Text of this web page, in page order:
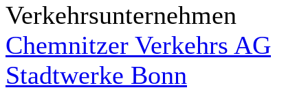
Verkehrsunternehmen
Chemnitzer Verkehrs AG
Stadtwerke Bonn